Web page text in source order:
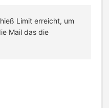
Limit erreicht, um
Mail das die